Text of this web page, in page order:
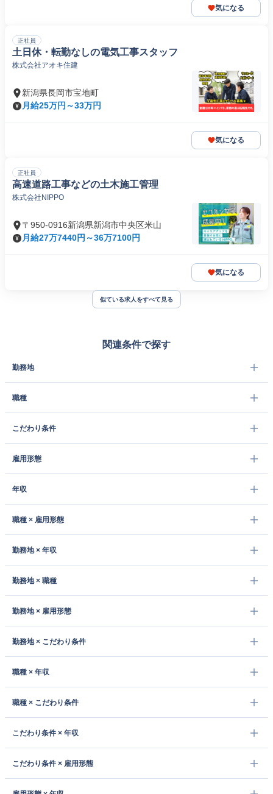
気になる
正社員
土日休・転勤なしの電気工事スタッフ
株式会社アオキ住建
新潟県長岡市宝地町
月給25万円～33万円
気になる
正社員
高速道路工事などの土木施工管理
株式会社NIPPO
〒950-0916新潟県新潟市中央区米山
月給27万7440円～36万7100円
気になる
似ている求人をすべて見る
関連条件で探す
勤務地
職種
こだわり条件
雇用形態
年収
職種 × 雇用形態
勤務地 × 年収
勤務地 × 職種
勤務地 × 雇用形態
勤務地 × こだわり条件
職種 × 年収
職種 × こだわり条件
こだわり条件 × 年収
こだわり条件 × 雇用形態